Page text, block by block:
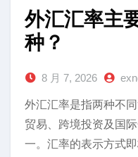
外汇汇率主
种？
8 月 7, 2026
外汇汇率是指两种不
贸易、跨境投资及国
一。汇率的表示方式即